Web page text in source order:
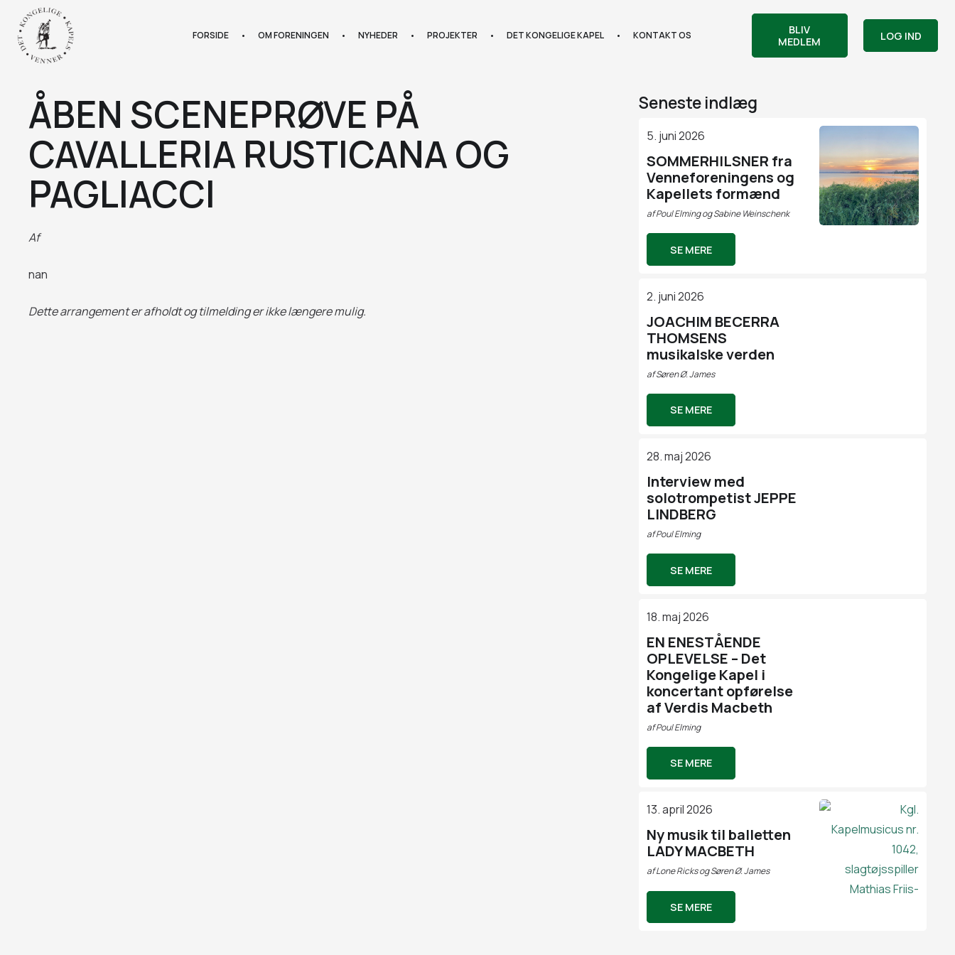
FORSIDE • OM FORENINGEN • NYHEDER • PROJEKTER • DET KONGELIGE KAPEL • KONTAKT OS
BLIV
MEDLEM
LOG IND
ÅBEN SCENEPRØVE PÅ
CAVALLERIA RUSTICANA OG
PAGLIACCI
Af
nan
Dette arrangement er afholdt og tilmelding er ikke længere mulig.
Seneste indlæg
5. juni 2026
SOMMERHILSNER fra
Venneforeningens og
Kapellets formænd
afPoul Elming og Sabine Weinschenk
SE MERE
2. juni 2026
JOACHIM BECERRA
THOMSENS
musikalske verden
afSøren Ø. James
SE MERE
28. maj 2026
Interview med
solotrompetist JEPPE
LINDBERG
afPoul Elming
SE MERE
18. maj 2026
EN ENESTÅENDE
OPLEVELSE – Det
Kongelige Kapel i
koncertant opførelse
af Verdis Macbeth
afPoul Elming
SE MERE
13. april 2026
Ny musik til balletten
LADY MACBETH
afLone Ricks og Søren Ø. James
SE MERE